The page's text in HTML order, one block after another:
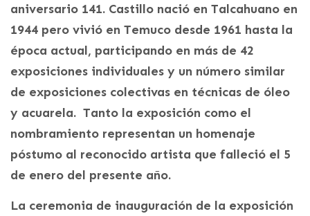
aniversario 141. Castillo nació en Talcahuano en
1944 pero vivió en Temuco desde 1961 hasta la
época actual, participando en más de 42
exposiciones individuales y un número similar
de exposiciones colectivas en técnicas de óleo
y acuarela. Tanto la exposición como el
nombramiento representan un homenaje
póstumo al reconocido artista que falleció el 5
de enero del presente año.
La ceremonia de inauguración de la exposición